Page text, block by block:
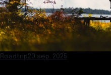
Roadtrip20 sep. 2025